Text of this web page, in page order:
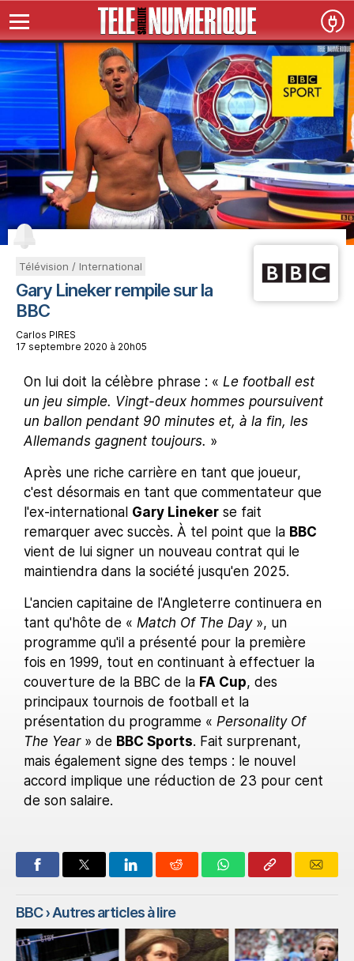
Télévision / International
Gary Lineker rempile sur la
BBC
Carlos PIRES
17 septembre 2020 à 20h05
On lui doit la célèbre phrase : « Le football est
un jeu simple. Vingt-deux hommes poursuivent
un ballon pendant 90 minutes et, à la fin, les
Allemands gagnent toujours. »
Après une riche carrière en tant que joueur,
c'est désormais en tant que commentateur que
l'ex-international Gary Lineker se fait
remarquer avec succès. À tel point que la BBC
vient de lui signer un nouveau contrat qui le
maintiendra dans la société jusqu'en 2025.
L'ancien capitaine de l'Angleterre continuera en
tant qu'hôte de « Match Of The Day», un
programme qu'il a présenté pour la première
fois en 1999, tout en continuant à effectuer la
couverture de la BBC de la FA Cup, des
principaux tournois de football et la
présentation du programme « Personality Of
The Year» de BBC Sports. Fait surprenant,
mais également signe des temps : le nouvel
accord implique une réduction de 23 pour cent
de son salaire.
BBC› Autres articles à lire